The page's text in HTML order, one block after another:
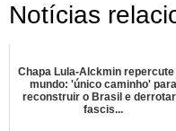
Notícias
Chapa Lula-Alckmin repercute
mundo: 'único caminho' para
reconstruir o Brasil e
fascis...